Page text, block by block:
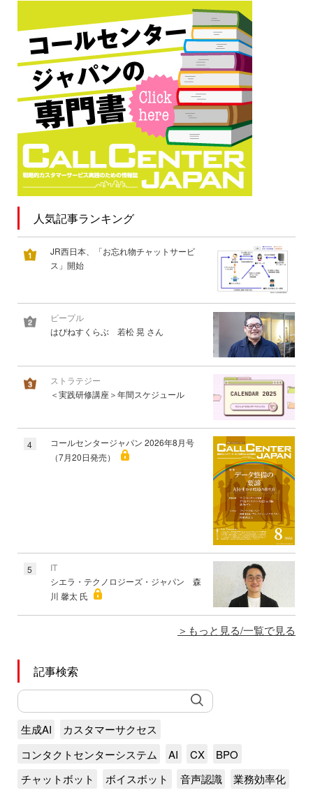
人気記事ランキング
JR西日本、「お忘れ物チャットサービ
ス」開始
ピープル
はぴねすくらぶ 若松 晃 さん
ストラテジー
＜実践研修講座＞年間スケジュール
4
コールセンタージャパン 2026年8月号
（7月20日発売）
5
IT
シエラ・テクノロジーズ・ジャパン 森
川 馨太 氏
もっと見る/一覧で見る
記事検索
生成AI
カスタマーサクセス
コンタクトセンターシステム
AI CX
BPO
チャットボット
ボイスボット 音声認識 業務効率化